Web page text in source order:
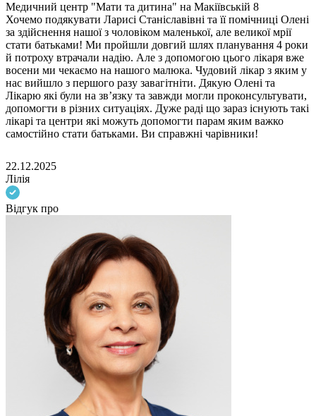
Медичний центр "Мати та дитина" на Макіївській 8
Хочемо подякувати Ларисі Станіславівні та її помічниці Олені
за здійснення нашої з чоловіком маленької, але великої мрії
стати батьками! Ми пройшли довгий шлях планування 4 роки
й потроху втрачали надію. Але з допомогою цього лікаря вже
восени ми чекаємо на нашого малюка. Чудовий лікар з яким у
нас вийшло з першого разу завагітніти. Дякую Олені та
Лікарю які були на звʼязку та завжди могли проконсультувати,
допомогти в різних ситуаціях. Дуже раді що зараз існують такі
лікарі та центри які можуть допомогти парам яким важко
самостійно стати батьками. Ви справжні чарівники!
22.12.2025
Лілія
Відгук про